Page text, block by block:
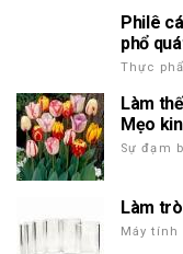
Philê
phổ
Thực
Làm
Mẹo
Sự đạm
Làm
Máy tính